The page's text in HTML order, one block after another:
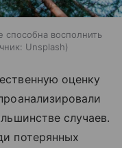
способна восполнить
Unsplash
оценку
случаев.
потерянных